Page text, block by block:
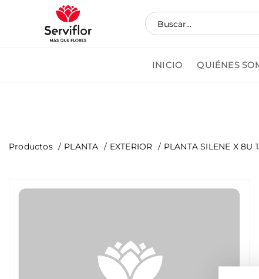
INICIO QUIÉNES
Productos PLANTA EXTERIOR PLANTA SILENE X 8U